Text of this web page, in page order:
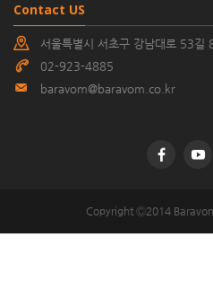
Contact US
서울특별시 서초구 강남대로 53
02-923-4885
baravom@baravom.co.kr
Copyright Ⓒ2014